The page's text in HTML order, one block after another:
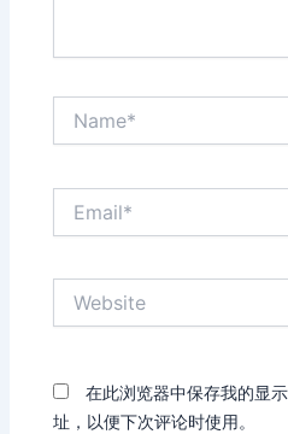
在此浏览器中保存我的显
址，以便下次评论时使用。